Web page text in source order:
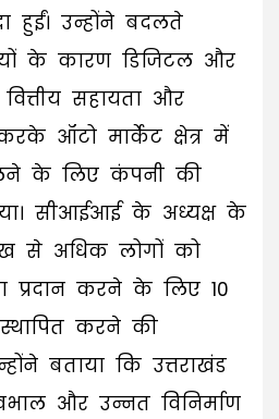
हुईं। उन्होंने बदलते
के कारण डिजिटल और
सहायता और
ऑटो मार्केट क्षेत्र में
के लिए कंपनी की
सीआईआई के अध्यक्ष के
से अधिक लोगों को
प्रदान करने के लिए 10
करने की
बताया कि उत्तराखंड
और उन्नत विनिर्माण